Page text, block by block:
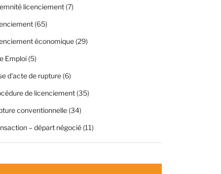
licenciement(7)
(65)
économique(29)
Emploi(5)
d'acte de rupture(6)
de licenciement(35)
conventionnelle(34)
– départ négocié(11)